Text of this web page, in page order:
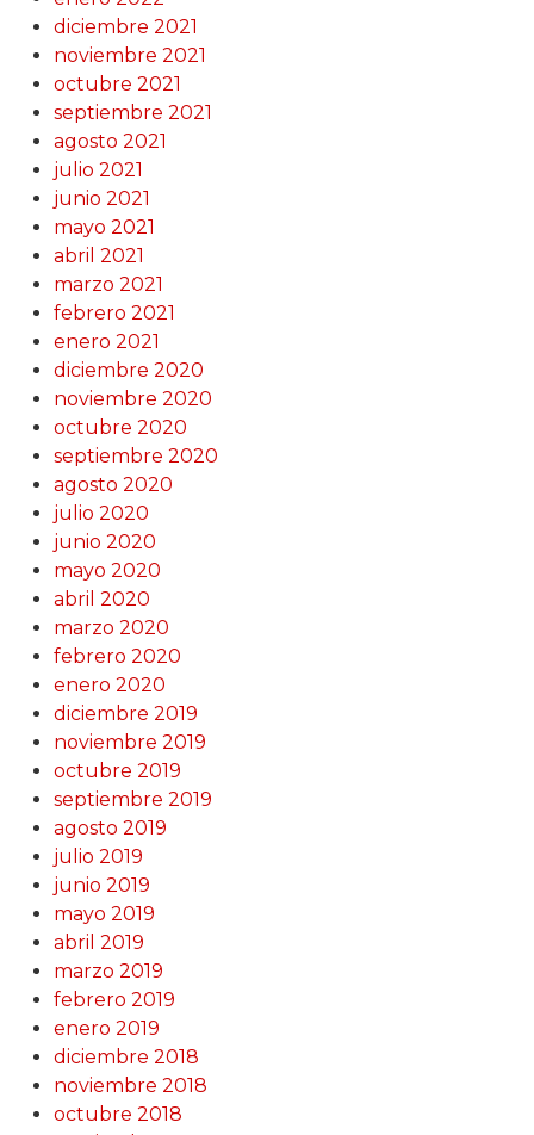
diciembre 2021
noviembre 2021
octubre 2021
septiembre 2021
agosto 2021
julio 2021
junio 2021
mayo 2021
abril 2021
marzo 2021
febrero 2021
enero 2021
diciembre 2020
noviembre 2020
octubre 2020
septiembre 2020
agosto 2020
julio 2020
junio 2020
mayo 2020
abril 2020
marzo 2020
febrero 2020
enero 2020
diciembre 2019
noviembre 2019
octubre 2019
septiembre 2019
agosto 2019
julio 2019
junio 2019
mayo 2019
abril 2019
marzo 2019
febrero 2019
enero 2019
diciembre 2018
noviembre 2018
octubre 2018